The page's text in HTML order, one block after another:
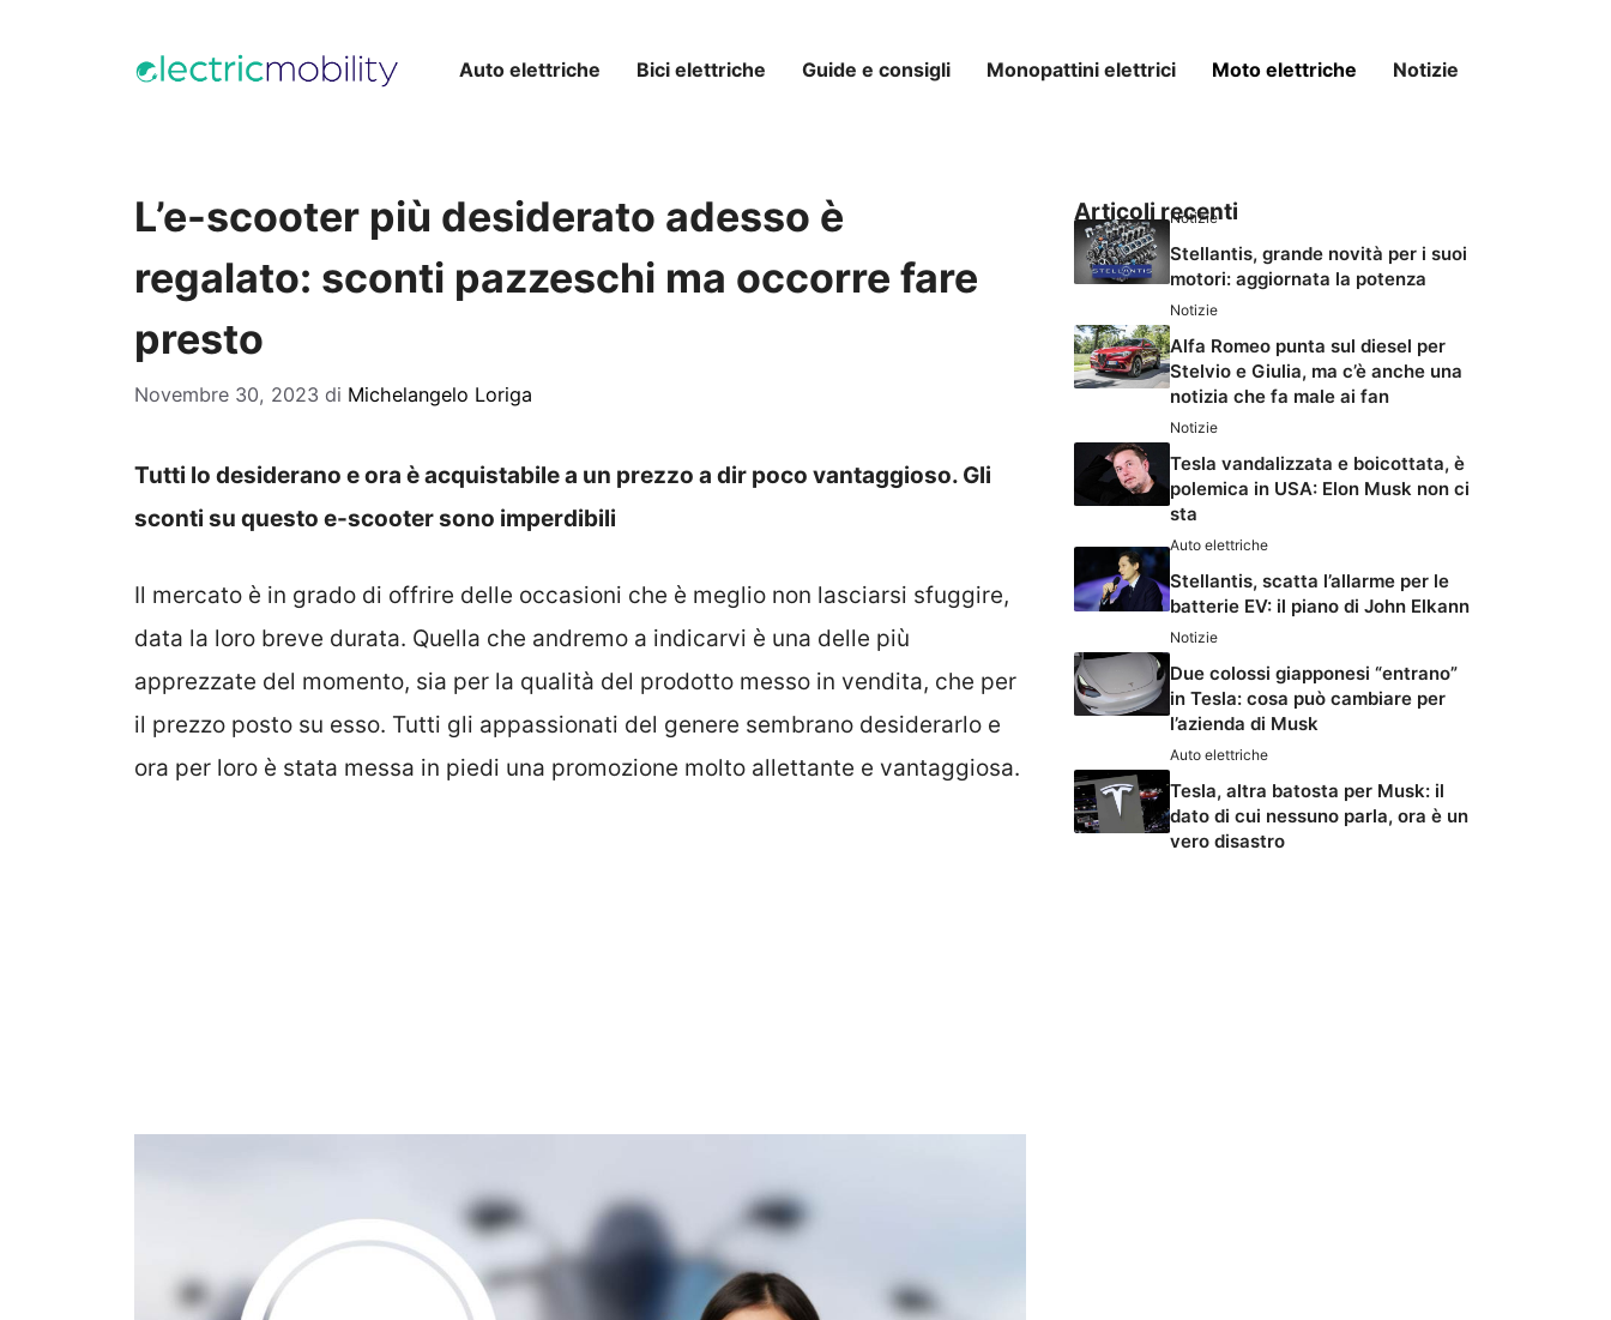
Auto elettriche Bici elettriche Guide e consigli Monopattini elettrici Moto elettriche Notizie
L’e-scooter più desiderato adesso è
regalato: sconti pazzeschi ma occorre fare
presto
Novembre 30, 2023 di Michelangelo Loriga
Tutti lo desiderano e ora è acquistabile a un prezzo a dir poco vantaggioso. Gli
sconti su questo e-scooter sono imperdibili
Il mercato è in grado di offrire delle occasioni che è meglio non lasciarsi sfuggire,
data la loro breve durata. Quella che andremo a indicarvi è una delle più
apprezzate del momento, sia per la qualità del prodotto messo in vendita, che per
il prezzo posto su esso. Tutti gli appassionati del genere sembrano desiderarlo e
ora per loro è stata messa in piedi una promozione molto allettante e vantaggiosa.
Articoli recenti
Notizie
Stellantis, grande novità per i suoi
motori: aggiornata la potenza
Notizie
Alfa Romeo punta sul diesel per
Stelvio e Giulia, ma c’è anche una
notizia che fa male ai fan
Notizie
Tesla vandalizzata e boicottata, è
polemica in USA: Elon Musk non ci
sta
Auto elettriche
Stellantis, scatta l’allarme per le
batterie EV: il piano di John Elkann
Notizie
Due colossi giapponesi “entrano”
in Tesla: cosa può cambiare per
l’azienda di Musk
Auto elettriche
Tesla, altra batosta per Musk: il
dato di cui nessuno parla, ora è un
vero disastro